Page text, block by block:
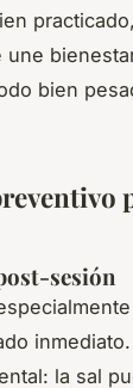
bien
sesión
la sal